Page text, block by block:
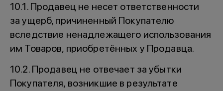
10.1. Продавец не несет ответственности
за ущерб, причиненный Покупателю
вследствие ненадлежащего использования
им Товаров, приобретённых у Продавца.
10.2. Продавец не отвечает за убытки
Покупателя, возникшие в результате